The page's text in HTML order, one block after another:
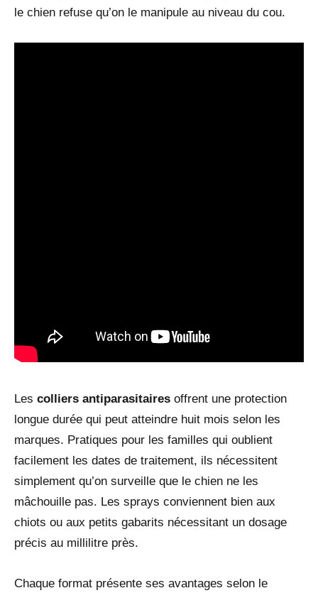
le chien refuse qu’on le manipule au niveau du cou.
Les colliers antiparasitaires offrent une protection
longue durée qui peut atteindre huit mois selon les
marques. Pratiques pour les familles qui oublient
facilement les dates de traitement, ils nécessitent
simplement qu’on surveille que le chien ne les
mâchouille pas. Les sprays conviennent bien aux
chiots ou aux petits gabarits nécessitant un dosage
précis au millilitre près.
Chaque format présente ses avantages selon le